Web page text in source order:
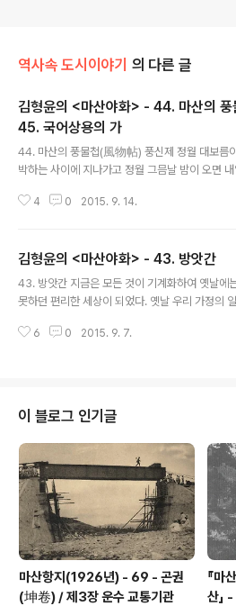
역사속 도시이야기 의 다른 글
김형윤의 <마산야화> - 44. 마산의 풍
45. 국어상용의 가
44. 마산의 풍물첩(風物帖) 풍신제 정월 대보름
박하는 사이에 지나가고 정월 그믐날 밤이 오면 내
규수들은 깨끗한 그릇을 가지고 인근 공동샘에서
어놓고 별도로 술과 음식을 베풀어 그 해 풍년을 비
말해서 풍신제라고 한다. 이들 처녀들이 정성 모
는 정화수에다 마을의 짓궂은 머슴애들이 불결한
여기 이들 처녀애들이 길어오는 물은 은상이샘, 수
4 0 2015. 9. 14.
김형윤의 <마산야화> - 43. 방앗간
43. 방앗간 지금은 모든 것이 기계화하여 옛날에
못하던 편리한 세상이 되었다. 옛날 우리 가정의
통의 하나는 쌀과 보리를 찧는 일이었다. 절구통(
미끄럽고 대석(臺石)은 거친 요철(凹凸)형으로 깎
위에다가 보리 도는 벼를 깔아 놓은 원형의 절구 둘
가 돌아가면서 찧게 되어 있었다. 다음은 남성동
근처에 디딜방아(足踏式)가 있었는데, 중후한 목
절굿대는 Y자형이며 천장에 달린 두 개의 줄을 잡
람이 밟도록 되어 있다. 또 완월..
6 0 2015. 9. 7.
이 블로그 인기글
마산항지(1926년) - 69 - 곤권
(坤卷) / 제3장 운수 교통기관
『마